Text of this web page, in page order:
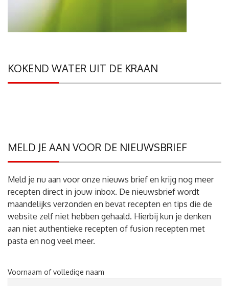
KOKEND WATER UIT DE KRAAN
MELD JE AAN VOOR DE NIEUWSBRIEF
Meld je nu aan voor onze nieuws brief en krijg nog meer
recepten direct in jouw inbox. De nieuwsbrief wordt
maandelijks verzonden en bevat recepten en tips die de
website zelf niet hebben gehaald. Hierbij kun je denken
aan niet authentieke recepten of fusion recepten met
pasta en nog veel meer.
Voornaam of volledige naam